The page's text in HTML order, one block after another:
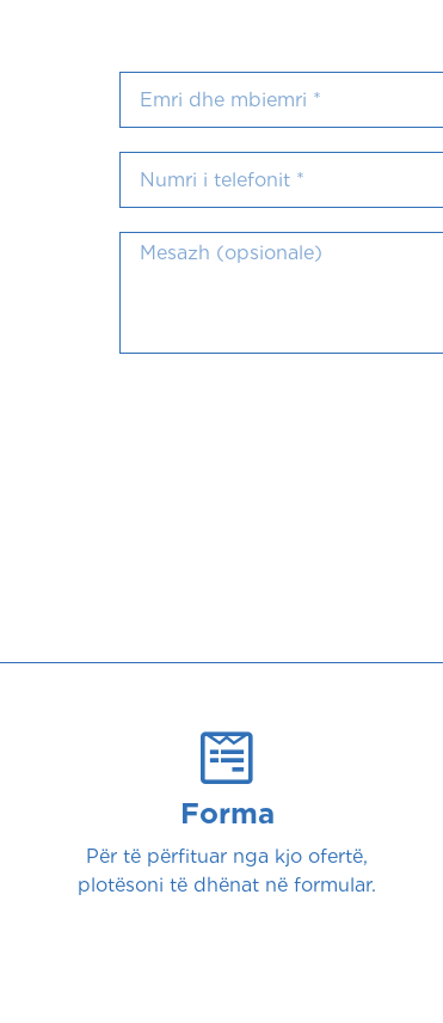
Forma
Për të përfituar nga kjo ofertë,
plotësoni të dhënat në formular.